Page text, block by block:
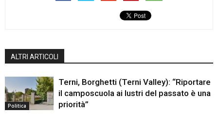
ALTRI ARTICOLI
Politica
Terni, Borghetti (Terni Valley): “Riportare
il camposcuola ai lustri del passato è una
priorità”